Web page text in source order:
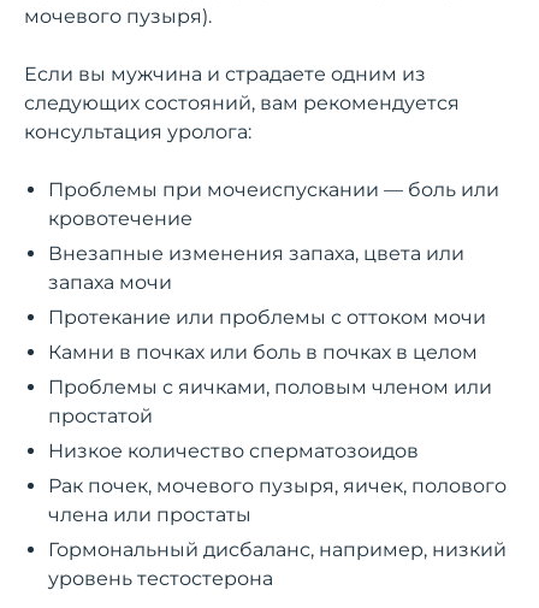
мочевого пузыря).
Если вы мужчина и страдаете одним из
следующих состояний, вам рекомендуется
консультация уролога:
Проблемы при мочеиспускании — боль или
кровотечение
Внезапные изменения запаха, цвета или
запаха мочи
Протекание или проблемы с оттоком мочи
Камни в почках или боль в почках в целом
Проблемы с яичками, половым членом или
простатой
Низкое количество сперматозоидов
Рак почек, мочевого пузыря, яичек, полового
члена или простаты
Гормональный дисбаланс, например, низкий
уровень тестостерона